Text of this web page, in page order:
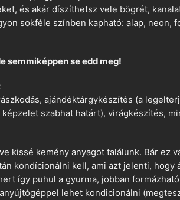
és akár díszíthetsz vele bögrét,
sokféle színben kapható: alap,
semmiképpen se edd meg!
ajándéktárgykészítés (a
képzelet szabhat határt), virágkészítés,
kissé kemény anyagot találunk. Bár ez
kondícionálni kell, ami azt jelenti,
így puhul a gyurma, jobban
lehet kondicionálni